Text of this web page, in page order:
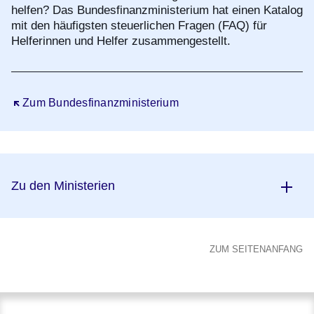
helfen? Das Bundesfinanzministerium hat einen Katalog
mit den häufigsten steuerlichen Fragen (FAQ) für
Helferinnen und Helfer zusammengestellt.
Zum Bundesfinanzministerium
Öffnet sich in einem neuen Fenster
Zu den Ministerien
ZUM SEITENANFANG